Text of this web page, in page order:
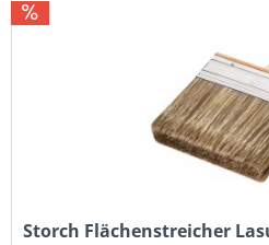
Storch Flächenstreicher